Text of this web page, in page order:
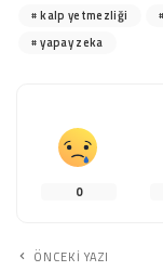
kalp yetmezliği
yapay zeka
0
ÖNCEKI YAZI